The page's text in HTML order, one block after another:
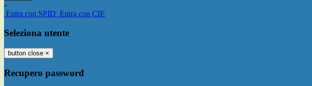
-
Entra con SPID Entra con CIE
Seleziona utente
button close ×
Recupero password